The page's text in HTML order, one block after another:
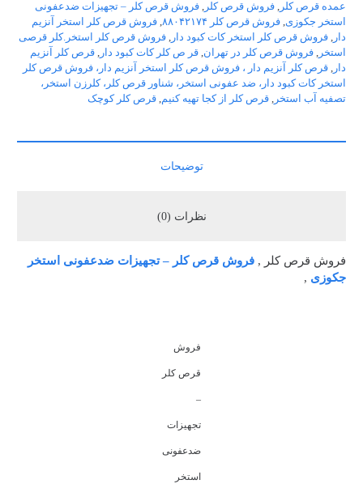
عمده قرص کلر , فروش قرص کلر , فروش قرص کلر – تجهیزات ضدعفونی
استخر جکوزی, فروش قرص کلر ۸۸۰۴۲۱۷۴ , فروش قرص کلر استخر آنزیم
دار , فروش قرص کلر استخر کات کبود دار , فروش قرص کلر استخر.کلر قرصی
استخر , فروش قرص کلر در تهران, قر ص کلر کات کبود دار , قرص کلر آنزیم
دار , قرص کلر آنزیم دار ، فروش قرص کلر استخر آنزیم دار، فروش قرص کلر
استخر کات کبود دار، ضد عفونی استخر، شناور قرص کلر، کلرزن استخر،
تصفیه آب استخر , قرص کلر از کجا تهیه کنیم, قرص کلر کوچک
توضیحات
نظرات (0)
فروش قرص کلر , فروش قرص کلر – تجهیزات ضدعفونی استخر
جکوزی ,
فروش
قرص کلر
–
تجهیزات
ضدعفونی
استخر